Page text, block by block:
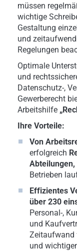
müssen
wichtige
Gestaltung
und
Regelungen
Optimale
und
Datenschutz-,
Gewerberecht
Arbeitshilfe
Ihre Vorteile:
Von
erfolgreich
Abteilungen,
Betrieben
Effizientes
über 230
Personal-,
und
Zeitaufwand
und